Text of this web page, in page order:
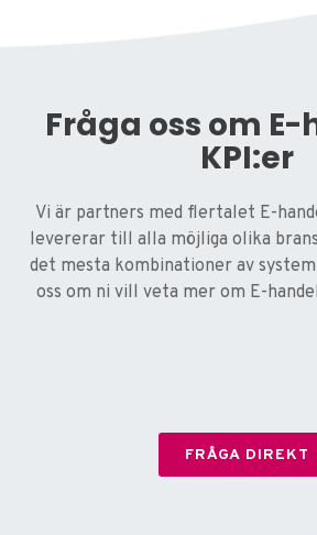
Fråga oss om
KPI:er
Vi är partners med flertalet E-
levererar till alla möjliga olika
det mesta kombinationer av
oss om ni vill veta mer om E-
FRÅGA DIREKT